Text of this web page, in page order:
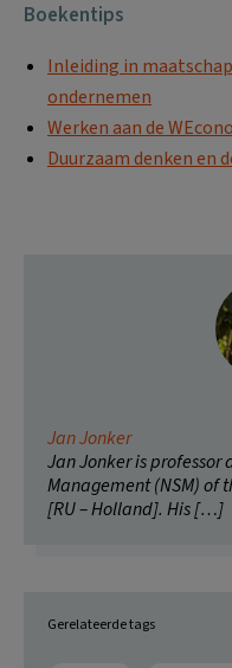
Boekentips
Inleiding in
ondernemen
Werken aan de
Duurzaam denken en
Jan Jonker
Jan Jonker is professor
Management (NSM) of
[RU – Holland]. His […]
Gerelateerde tags